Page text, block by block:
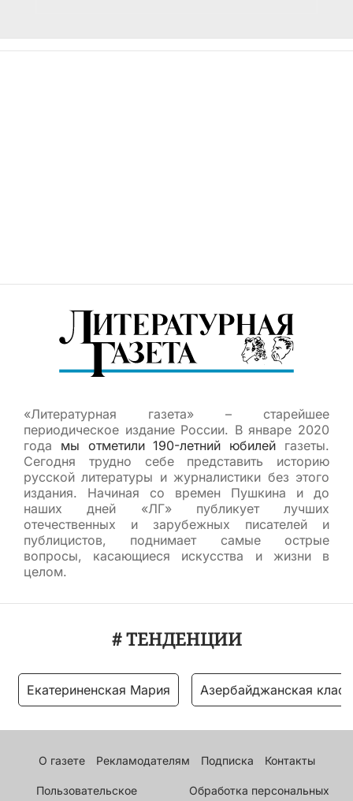
«Литературная газета» – старейшее
периодическое издание России. В январе 2020
года мы отметили 190-летний юбилей газеты.
Сегодня трудно себе представить историю
русской литературы и журналистики без этого
издания. Начиная со времен Пушкина и до
наших дней «ЛГ» публикует лучших
отечественных и зарубежных писателей и
публицистов, поднимает самые острые
вопросы, касающиеся искусства и жизни в
целом.
# ТЕНДЕНЦИИ
Екатериненская Мария Азербайджанская
О газете Рекламодателям Подписка Контакты
Пользовательское
Обработка персональных